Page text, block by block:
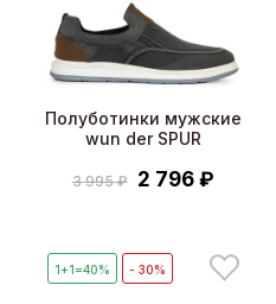
Полуботинки мужские
wun der SPUR
3 995 ₽ 2 796 ₽
1+1=40% - 30%